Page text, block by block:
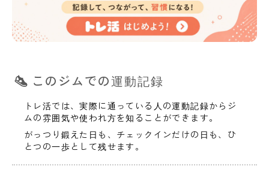
このジムでの運動記録
トレ活では、実際に通っている人の運動記録からジ
ムの雰囲気や使われ方を知ることができます。
がっつり鍛えた日も、チェックインだけの日も、ひ
とつの一歩として残せます。